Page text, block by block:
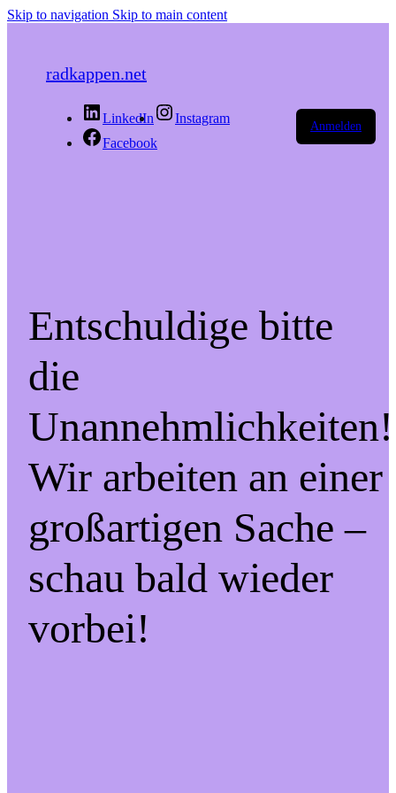
Skip to navigation Skip to main content
radkappen.net
LinkedIn
Instagram
Facebook
Anmelden
Entschuldige bitte
die
Unannehmlichkeiten!
Wir arbeiten an einer
großartigen Sache –
schau bald wieder
vorbei!